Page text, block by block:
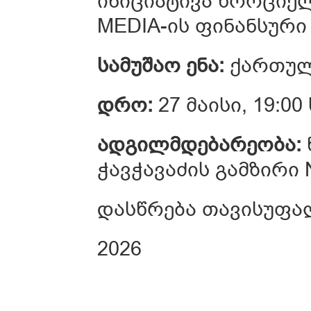
MEDIA-ის
სამუშაო ენა:
დრო: 27 მაისი,
ადგილმდებარეობა:
ჭავჭავაძის გამზირი
დასწრება
2026